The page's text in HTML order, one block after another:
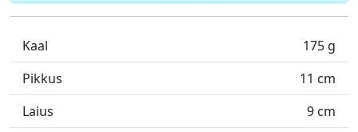
Kaal
175 g
Pikkus
11 cm
Laius
9 cm